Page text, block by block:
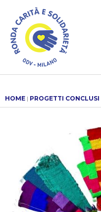
HOME | PROGETTI CONCLUSI